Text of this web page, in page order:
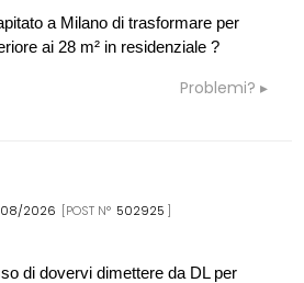
a Milano di trasformare per
ai 28 m² in residenziale ?
Problemi?
08/2026 [POST N° 502925 ]
di dovervi dimettere da DL per